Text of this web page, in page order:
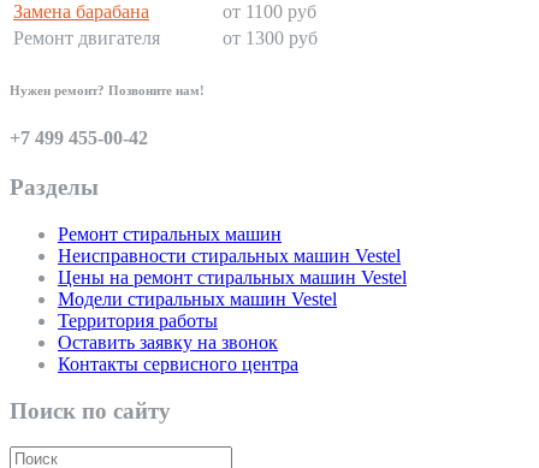
Замена барабана
от 1100 руб
Ремонт двигателя
от 1300 руб
Нужен ремонт? Позвоните нам!
+7 499 455-00-42
Разделы
Ремонт стиральных машин
Неисправности стиральных машин Vestel
Цены на ремонт стиральных машин Vestel
Модели стиральных машин Vestel
Территория работы
Оставить заявку на звонок
Контакты сервисного центра
Поиск по сайту